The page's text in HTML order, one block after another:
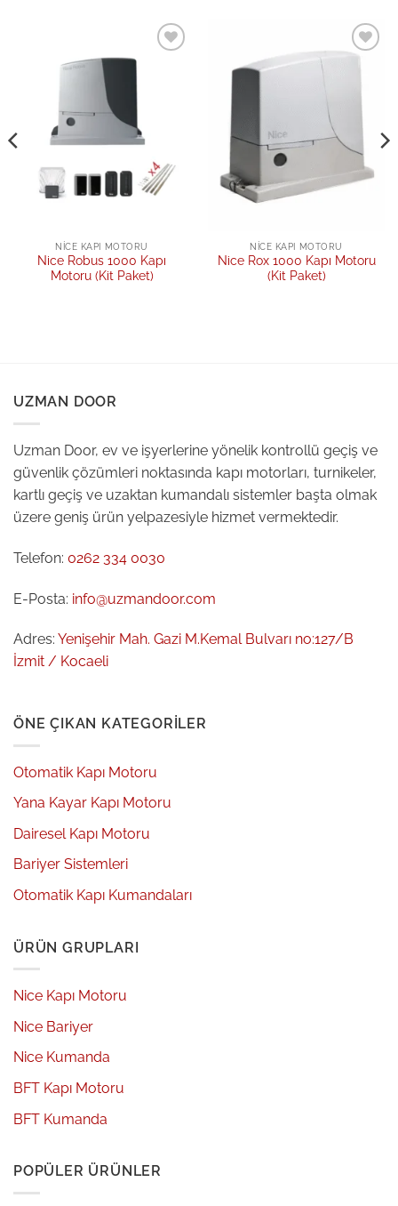
NICE KAPI MOTORU
Nice Robus 1000 Kapı
Motoru (Kit Paket)
NICE KAPI MOTORU
Nice Rox 1000 Kapı Motoru
(Kit Paket)
UZMAN DOOR
Uzman Door, ev ve işyerlerine yönelik kontrollü geçiş ve
güvenlik çözümleri noktasında kapı motorları, turnikeler,
kartlı geçiş ve uzaktan kumandalı sistemler başta olmak
üzere geniş ürün yelpazesiyle hizmet vermektedir.
Telefon: 0262 334 0030
E-Posta: info@uzmandoor.com
Adres: Yenişehir Mah. Gazi M.Kemal Bulvarı no:127/B
İzmit / Kocaeli
ÖNE ÇIKAN KATEGORILER
Otomatik Kapı Motoru
Yana Kayar Kapı Motoru
Dairesel Kapı Motoru
Bariyer Sistemleri
Otomatik Kapı Kumandaları
ÜRÜN GRUPLARI
Nice Kapı Motoru
Nice Bariyer
Nice Kumanda
BFT Kapı Motoru
BFT Kumanda
POPÜLER ÜRÜNLER